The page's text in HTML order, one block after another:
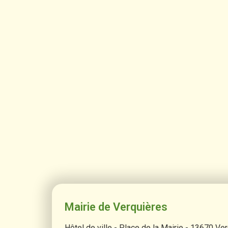
Mairie de Verquières